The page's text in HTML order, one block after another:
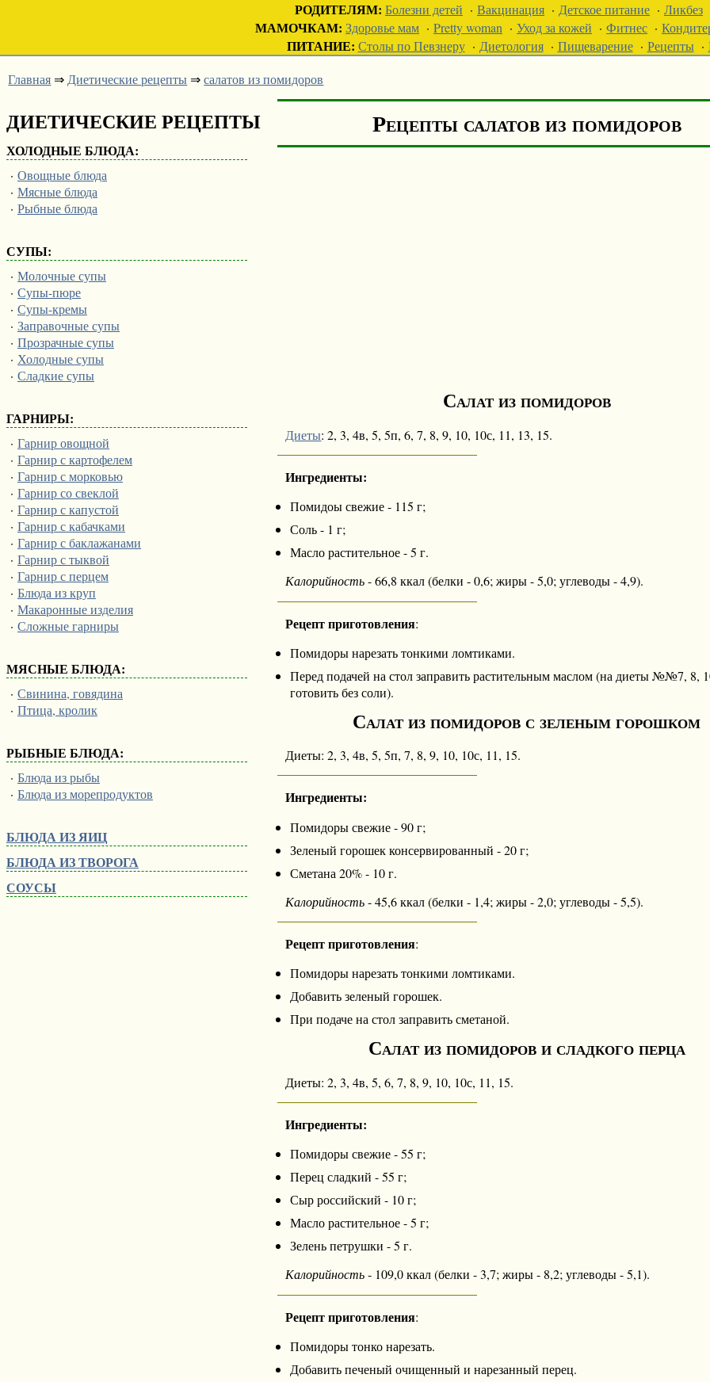
РОДИТЕЛЯМ: Болезни детей · Вакцинация · Детское питание · Ликбез
МАМОЧКАМ: Здоровье мам · Pretty woman · Уход за кожей · Фитнес ·
ПИТАНИЕ: Столы по Певзнеру· Диетология· Пищеварение· Рецепты·
Главная ⇒ Диетические рецепты ⇒салатов из помидоров
ДИЕТИЧЕСКИЕ РЕЦЕПТЫ
ХОЛОДНЫЕ БЛЮДА:
· Овощные блюда
· Мясные блюда
· Рыбные блюда
СУПЫ:
· Молочные супы
· Супы-пюре
· Супы-кремы
· Заправочные супы
· Прозрачные супы
· Холодные супы
· Сладкие супы
ГАРНИРЫ:
· Гарнир овощной
· Гарнир с картофелем
· Гарнир с морковью
· Гарнир со свеклой
· Гарнир с капустой
· Гарнир с кабачками
· Гарнир с баклажанами
· Гарнир с тыквой
· Гарнир с перцем
· Блюда из круп
· Макаронные изделия
· Сложные гарниры
МЯСНЫЕ БЛЮДА:
· Свинина, говядина
· Птица, кролик
РЫБНЫЕ БЛЮДА:
· Блюда из рыбы
· Блюда из морепродуктов
БЛЮДА ИЗ ЯИЦ
БЛЮДА ИЗ ТВОРОГА
СОУСЫ
Рецепты салатов из помидоров
Салат из помидоров
Диеты: 2, 3, 4в, 5, 5п, 6, 7, 8, 9, 10, 10с, 11, 13, 15.
Ингредиенты:
Помидоы свежие - 115 г;
Соль - 1 г;
Масло растительное - 5 г.
Калорийность- 66,8 ккал (белки - 0,6; жиры - 5,0; углеводы - 4,9).
Рецепт приготовления:
Помидоры нарезать тонкими ломтиками.
Перед подачей на стол заправить растительным маслом (на диеты №№7, 8,
готовить без соли).
Салат из помидоров с зеленым горошком
Диеты: 2, 3, 4в, 5, 5п, 7, 8, 9, 10, 10с, 11, 15.
Ингредиенты:
Помидоры свежие - 90 г;
Зеленый горошек консервированный - 20 г;
Сметана 20% - 10 г.
Калорийность- 45,6 ккал (белки - 1,4; жиры - 2,0; углеводы - 5,5).
Рецепт приготовления:
Помидоры нарезать тонкими ломтиками.
Добавить зеленый горошек.
При подаче на стол заправить сметаной.
Салат из помидоров и сладкого перца
Диеты: 2, 3, 4в, 5, 6, 7, 8, 9, 10, 10с, 11, 15.
Ингредиенты:
Помидоры свежие - 55 г;
Перец сладкий - 55 г;
Сыр российский - 10 г;
Масло растительное - 5 г;
Зелень петрушки - 5 г.
Калорийность- 109,0 ккал (белки - 3,7; жиры - 8,2; углеводы - 5,1).
Рецепт приготовления:
Помидоры тонко нарезать.
Добавить печеный очищенный и нарезанный перец.